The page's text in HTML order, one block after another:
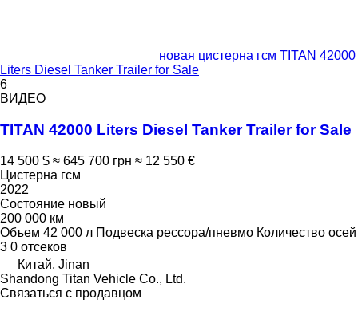
новая цистерна гсм TITAN 42000
Liters Diesel Tanker Trailer for Sale
6
ВИДЕО
TITAN 42000 Liters Diesel Tanker Trailer for Sale
14 500 $ ≈ 645 700 грн ≈ 12 550 €
Цистерна гсм
2022
Состояние новый
200 000 км
Объем 42 000 л Подвеска рессора/пневмо Количество осей
3 0 отсеков
Китай, Jinan
Shandong Titan Vehicle Co., Ltd.
Связаться с продавцом